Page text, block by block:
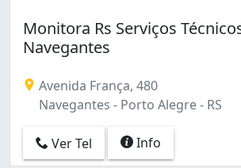
Monitora Rs Serviços
Navegantes
Avenida França, 480
Navegantes - Porto Alegre - RS
Ver Tel Info